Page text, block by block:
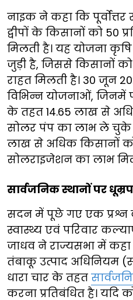
नाइक ने कहा कि पूर्वोत्तर
द्वीपों के किसानों को 50
मिलती है। यह योजना
जुड़ी है, जिससे किसानों
राहत मिलती है। 30 जून
विभिन्न योजनाओं, जिनमें
के तहत 14.65 लाख से
सोलर पंप का लाभ ले चुके
लाख से अधिक किसानों
सोलराइजेशन का लाभ
सार्वजनिक स्थानों पर
सदन में पूछे गए एक प्रश्न
स्वास्थ्य एवं परिवार
जाधव ने राज्यसभा में
तंबाकू उत्पाद अधिनियम
धारा चार के तहत
करना प्रतिबंधित है। यदि